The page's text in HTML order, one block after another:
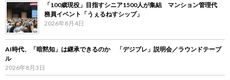
「100歳現役」目指すシニア1500人が集結 マンション管理代
務員イベント「うぇるねすシップ」
2026年8月4日
AI時代、「暗黙知」は継承できるのか 「デジブレ」説明会／ラウンドテーブ
ル
2026年8月3日